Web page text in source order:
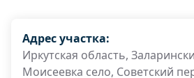
Адрес участка:
Иркутская область,
Моисеевка село, Советский